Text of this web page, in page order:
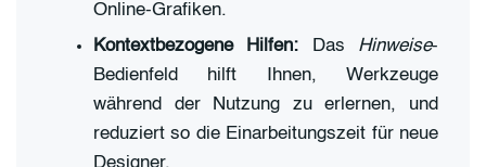
Online-Grafiken.
Kontextbezogene Hilfen: Das Hinweise-
Bedienfeld hilft Ihnen, Werkzeuge
während der Nutzung zu erlernen, und
reduziert so die Einarbeitungszeit für neue